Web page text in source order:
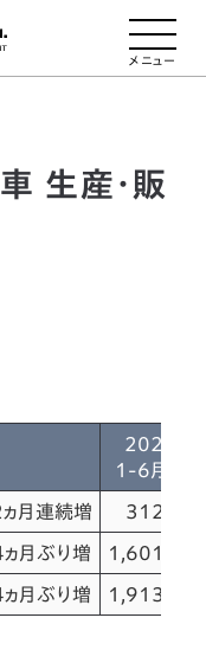
生産・販
2022年
1-6月累計
月連続増
月ぶり増
月ぶり増